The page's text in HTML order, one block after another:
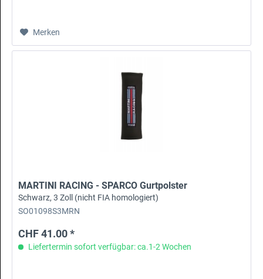
Merken
MARTINI RACING - SPARCO Gurtpolster
Schwarz, 3 Zoll (nicht FIA homologiert)
SO01098S3MRN
CHF 41.00 *
Liefertermin sofort verfügbar: ca.1-2 Wochen